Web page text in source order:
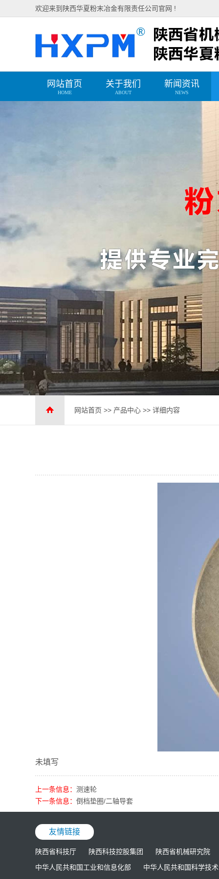
欢迎来到陕西华夏粉末冶金有限责任公司官网 !
网站首页
HOME
关于我们
ABOUT
新闻资讯
NEWS
网站首页 >> 产品中心 >> 详细内容
未填写
上一条信息： 测速轮
下一条信息： 倒档垫圈/二轴导套
友情链接
陕西省科技厅 陕西科技控股集团
陕西省机械研究院
中华人民共和国工业和信息化部
中华人民共和国科学技